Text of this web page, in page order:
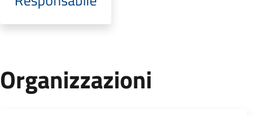
Organizzazioni